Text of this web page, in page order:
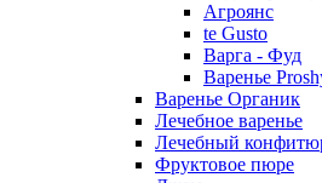
Агроянс
te Gusto
Варга - Фуд
Варенье
Варенье Органик
Лечебное варенье
Лечебный
Фруктовое пюре